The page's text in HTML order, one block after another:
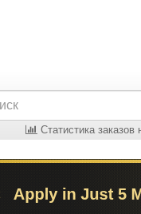
Статистика заказов